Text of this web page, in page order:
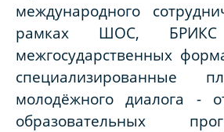
международного
рамках ШОС,
межгосударственных
специализированные
молодёжного диалога -
образовательных